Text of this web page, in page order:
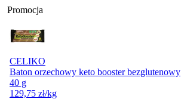
Promocja
CELIKO
Baton orzechowy keto booster bezglutenowy
40 g
129,75 zł/kg